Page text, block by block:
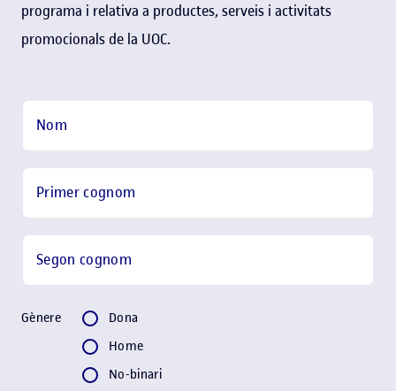
programa i relativa a productes, serveis i activitats
promocionals de la UOC.
Nom
Primer cognom
Segon cognom
Gènere Gènere
Dona
Home
No-binari